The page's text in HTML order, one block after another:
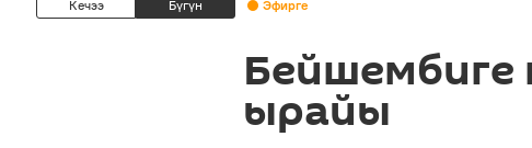
Кечээ Бүгүн Эфирге
Бейшембиге
ырайы